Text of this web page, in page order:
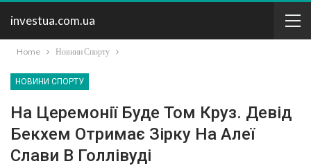
investua.com.ua
Home Новини Спорту
НОВИНИ СПОРТУ
На Церемонії Буде Том Круз. Девід
Бекхем Отримає Зірку На Алеї
Слави В Голлівуді